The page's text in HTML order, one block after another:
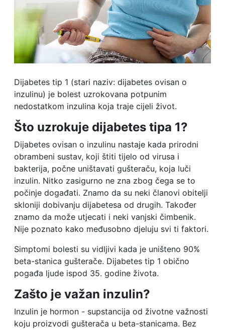
Dijabetes tip 1 (stari naziv: dijabetes ovisan o
inzulinu) je bolest uzrokovana potpunim
nedostatkom inzulina koja traje cijeli život.
Što uzrokuje dijabetes tipa 1?
Dijabetes ovisan o inzulinu nastaje kada prirodni
obrambeni sustav, koji štiti tijelo od virusa i
bakterija, počne uništavati gušteraču, koja luči
inzulin. Nitko zasigurno ne zna zbog čega se to
počinje događati. Znamo da su neki članovi obitelji
skloniji dobivanju dijabetesa od drugih. Također
znamo da može utjecati i neki vanjski čimbenik.
Nije poznato kako međusobno djeluju svi ti faktori.
Simptomi bolesti su vidljivi kada je uništeno 90%
beta-stanica gušterače. Dijabetes tip 1 obično
pogađa ljude ispod 35. godine života.
Zašto je važan inzulin?
Inzulin je hormon - supstancija od životne važnosti
koju proizvodi gušterača u beta-stanicama. Bez